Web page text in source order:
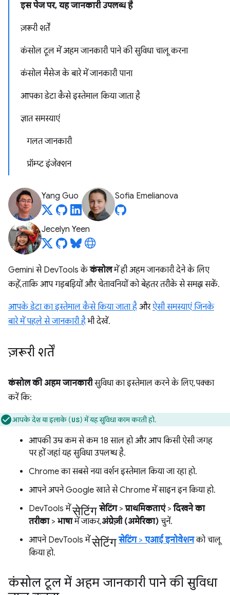
इस पेज पर, यह जानकारी उपलब्ध है
ज़रूरी शर्तें
कंसोल टूल में अहम जानकारी पाने की सुविधा चालू करना
कंसोल मैसेज के बारे में जानकारी पाना
आपका डेटा कैसे इस्तेमाल किया जाता है
ज्ञात समस्याएं
गलत जानकारी
प्रॉम्प्ट इंजेक्शन
Yang Guo Sofia Emelianova
Jecelyn Yeen
Gemini से DevTools केकंसोलमें ही अहम जानकारी देने के लिए
कहें, ताकि आप गड़बड़ियों और चेतावनियों को बेहतर तरीके से समझ सकें.
आपके डेटा का इस्तेमाल कैसे किया जाता है औरऐसी समस्याएं जिनके
बारे में पहले से जानकारी हैभी देखें.
ज़रूरी शर्तें
कंसोल की अहम जानकारीसुविधा का इस्तेमाल करने के लिए, पक्का
करें कि:
आपके देश या इलाके (US) में यह सुविधा काम करती हो.
आपकी उम्र कम से कम 18 साल हो और आप किसी ऐसी जगह
पर हों जहां यह सुविधा उपलब्ध है.
Chrome का सबसे नया वर्शन इस्तेमाल किया जा रहा हो.
आपने अपने Google खाते से Chrome में साइन इन किया हो.
DevTools मेंसेटिंग सेटिंग>प्राथमिकताएं>दिखने का
तरीका>भाषामें जाकर,अंग्रेज़ी (अमेरिका) चुनें.
आपने DevTools मेंसेटिंग सेटिंग> एआई इनोवेशनको चालू
किया हो.
कंसोल टूल में अहम जानकारी पाने की सुविधा